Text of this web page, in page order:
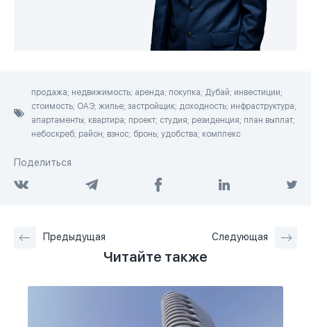
продажа; недвижимость; аренда; покупка; Дубай; инвестиции;
стоимость; ОАЭ; жилье; застройщик; доходность; инфраструктура;
апартаменты; квартира; проект; студия; резиденция; план выплат;
небоскреб; район; взнос; бронь; удобства; комплекс
Поделиться
Предыдущая Следующая
Читайте также